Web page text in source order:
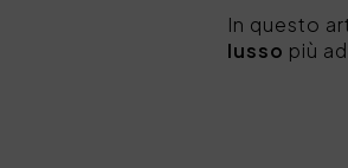
In questo
lusso più